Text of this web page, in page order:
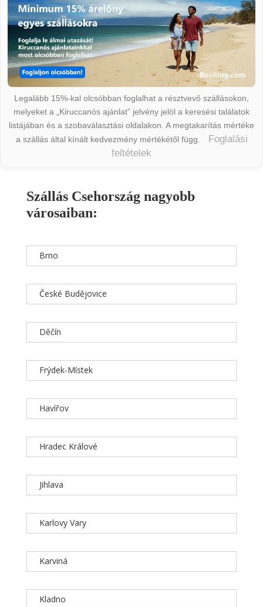
Legalább 15%-kal olcsóbban foglalhat a résztvevő szállásokon,
melyeket a „Kiruccanós ajánlat” jelvény jelöl a keresési találatok
listájában és a szobaválasztási oldalakon. A megtakarítás mértéke
a szállás által kínált kedvezmény mértékétől függ.
Foglalási
feltételek
Szállás Csehország nagyobb
városaiban:
Brno
České Budějovice
Děčín
Frýdek-Místek
Havířov
Hradec Králové
Jihlava
Karlovy Vary
Karviná
Kladno